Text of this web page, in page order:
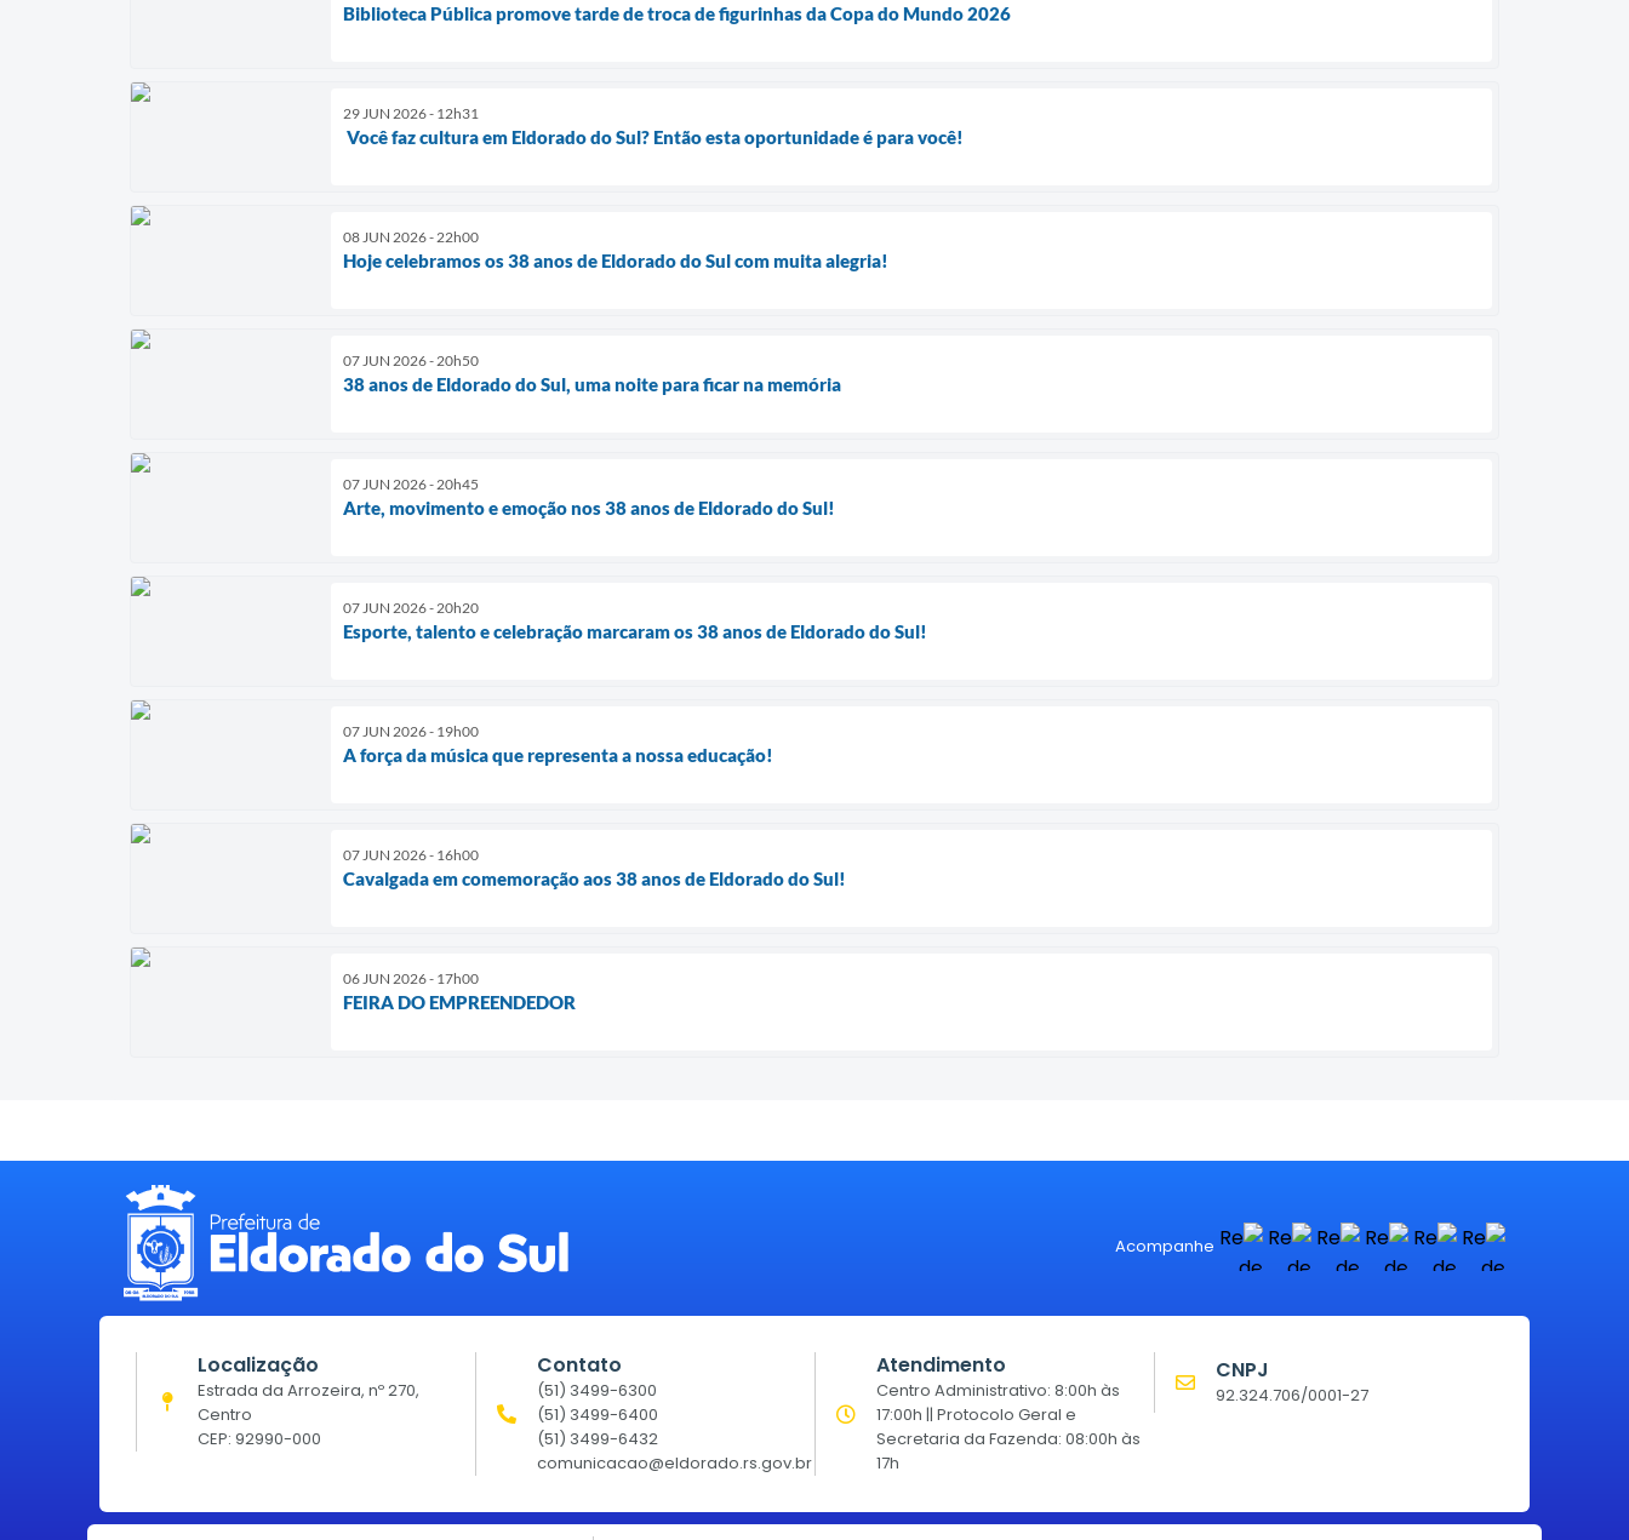
Biblioteca Pública promove tarde de troca de figurinhas da Copa do Mundo 2026
29 JUN 2026 - 12h31
Você faz cultura em Eldorado do Sul? Então esta oportunidade é para você!
08 JUN 2026 - 22h00
Hoje celebramos os 38 anos de Eldorado do Sul com muita alegria!
07 JUN 2026 - 20h50
38 anos de Eldorado do Sul, uma noite para ficar na memória
07 JUN 2026 - 20h45
Arte, movimento e emoção nos 38 anos de Eldorado do Sul!
07 JUN 2026 - 20h20
Esporte, talento e celebração marcaram os 38 anos de Eldorado do Sul!
07 JUN 2026 - 19h00
A força da música que representa a nossa educação!
07 JUN 2026 - 16h00
Cavalgada em comemoração aos 38 anos de Eldorado do Sul!
06 JUN 2026 - 17h00
FEIRA DO EMPREENDEDOR
Acompanhe
Localização
Estrada da Arrozeira, nº 270,
Centro
CEP: 92990-000
Contato
(51) 3499-6300
(51) 3499-6400
(51) 3499-6432
comunicacao@eldorado.rs.gov.br
Atendimento
Centro Administrativo: 8:00h às
17:00h || Protocolo Geral e
Secretaria da Fazenda: 08:00h às
17h
CNPJ
92.324.706/0001-27